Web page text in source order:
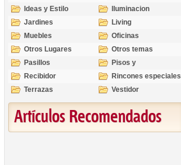
Ideas y Estilo
Iluminacion
Jardines
Living
Muebles
Oficinas
Otros Lugares
Otros temas
Pasillos
Pisos y
revestimientos
Recibidor
Rincones especiales
Terrazas
Vestidor
Artículos Recomendados